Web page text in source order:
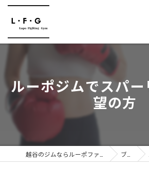
ルーポジムでスパ
望の方
ブログ